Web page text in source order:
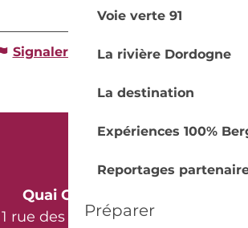
Voie verte 91
La rivière Dordogne
La destination
Expériences 100%
Reportages
Préparer
Signaler une erreur
Quai Cyrano
1 rue des Récollets